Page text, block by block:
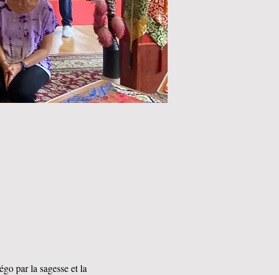
par la sagesse et la